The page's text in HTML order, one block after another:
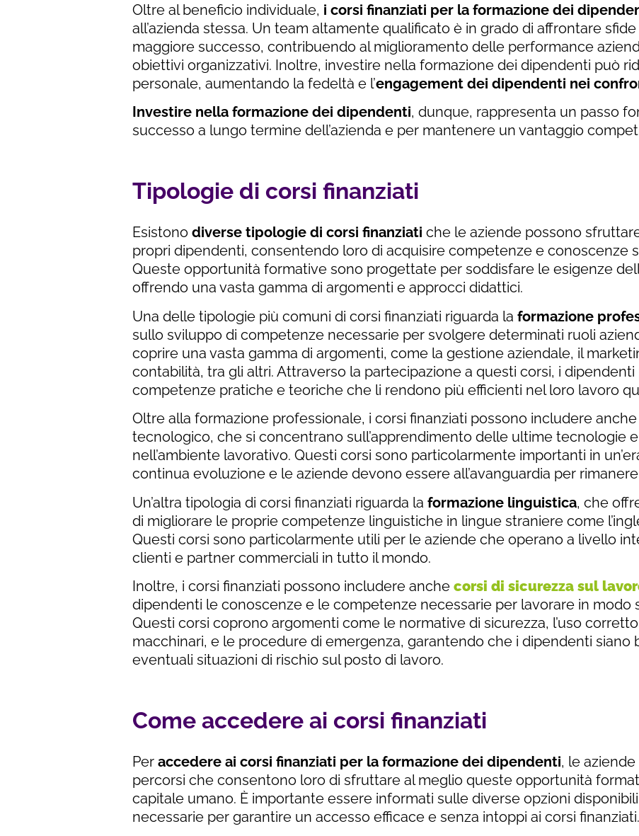
Oltre al beneficio individuale, i corsi finanziati per la formazione dei
all’azienda stessa. Un team altamente qualificato è in grado di affrontare
maggiore successo, contribuendo al miglioramento delle performance
obiettivi organizzativi. Inoltre, investire nella formazione dei dipendenti può
personale, aumentando la fedeltà e l’engagement dei dipendenti nei
Investire nella formazione dei dipendenti, dunque, rappresenta un passo
successo a lungo termine dell’azienda e per mantenere un vantaggio
Tipologie di corsi finanziati
Esistono diverse tipologie di corsi finanziati che le aziende possono
propri dipendenti, consentendo loro di acquisire competenze e conoscenze
Queste opportunità formative sono progettate per soddisfare le esigenze
offrendo una vasta gamma di argomenti e approcci didattici.
Una delle tipologie più comuni di corsi finanziati riguarda la formazione
sullo sviluppo di competenze necessarie per svolgere determinati ruoli
coprire una vasta gamma di argomenti, come la gestione aziendale, il
contabilità, tra gli altri. Attraverso la partecipazione a questi corsi, i
competenze pratiche e teoriche che li rendono più efficienti nel loro lavoro
Oltre alla formazione professionale, i corsi finanziati possono includere anche
tecnologico, che si concentrano sull’apprendimento delle ultime tecnologie
nell’ambiente lavorativo. Questi corsi sono particolarmente importanti in
continua evoluzione e le aziende devono essere all’avanguardia per
Un’altra tipologia di corsi finanziati riguarda la formazione linguistica, che
di migliorare le proprie competenze linguistiche in lingue straniere come
Questi corsi sono particolarmente utili per le aziende che operano a livello
clienti e partner commerciali in tutto il mondo.
Inoltre, i corsi finanziati possono includere anche corsi di sicurezza sul
dipendenti le conoscenze e le competenze necessarie per lavorare in modo
Questi corsi coprono argomenti come le normative di sicurezza, l’uso
macchinari, e le procedure di emergenza, garantendo che i dipendenti siano
eventuali situazioni di rischio sul posto di lavoro.
Come accedere ai corsi finanziati
Per accedere ai corsi finanziati per la formazione dei dipendenti, le
percorsi che consentono loro di sfruttare al meglio queste opportunità
capitale umano. È importante essere informati sulle diverse opzioni
necessarie per garantire un accesso efficace e senza intoppi ai corsi finanziati.